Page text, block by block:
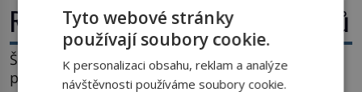
Rákos: Nenápadný poklad z mokřadů
Šumí ve větru na březích rybníků, ukrývá vodní
ptáky a mnozí kolem něj procházejí bez
Tyto webové stránky
používají soubory cookie.
K personalizaci obsahu, reklam a analýze
návštěvnosti používáme soubory cookie.